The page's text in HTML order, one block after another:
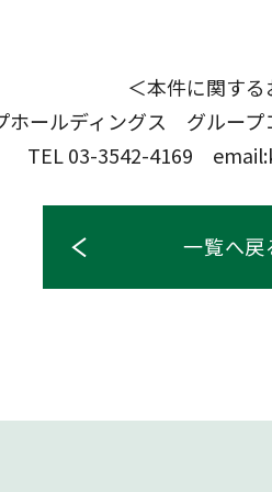
＜本件に関す
ホールディングス グルー
TEL 03-3542-4169
一覧へ戻